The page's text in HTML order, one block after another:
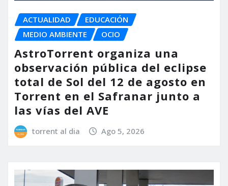
ACTUALIDAD
EDUCACIÓN
MEDIO AMBIENTE
OCIO
AstroTorrent organiza una
observación pública del eclipse
total de Sol del 12 de agosto en
Torrent en el Safranar junto a
las vías del AVE
torrent al dia Ago 5, 2026